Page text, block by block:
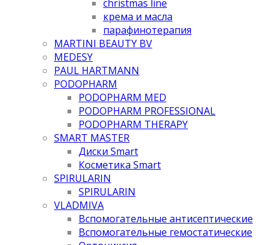
christmas line
крема и масла
парафинотерапия
MARTINI BEAUTY BV
MEDESY
PAUL HARTMANN
PODOPHARM
PODOPHARM MED
PODOPHARM PROFESSIONAL
PODOPHARM THERAPY
SMART MASTER
Диски Smart
Косметика Smart
SPIRULARIN
SPIRULARIN
VLADMIVA
Вспомогательные антисептические
Вспомогательные гемостатические